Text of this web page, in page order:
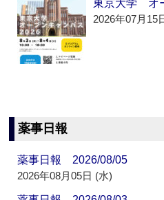
東京大学 オ
2026年07月15
薬事日報
薬事日報 2026/08/05
2026年08月05日 (水)